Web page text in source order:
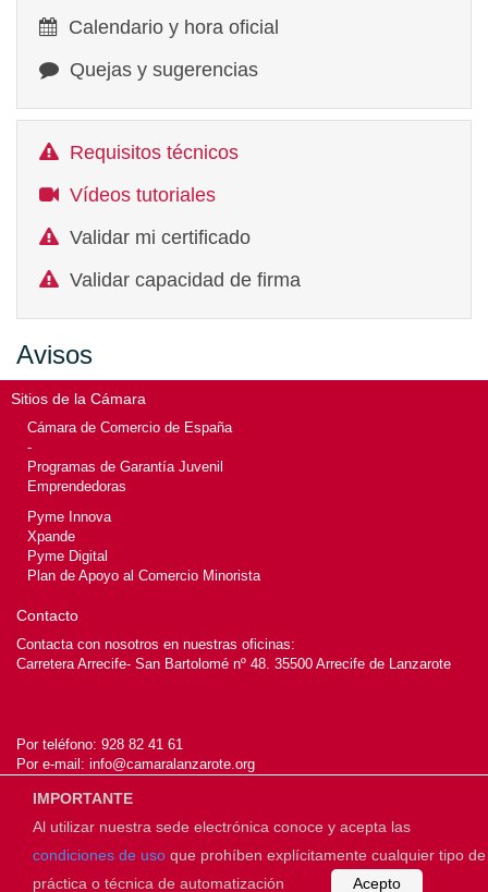
Calendario y hora oficial
Quejas y sugerencias
Requisitos técnicos
Vídeos tutoriales
Validar mi certificado
Validar capacidad de firma
Avisos
Sitios de la Cámara
Cámara de Comercio de España
-
Programas de Garantía Juvenil
Emprendedoras
Pyme Innova
Xpande
Pyme Digital
Plan de Apoyo al Comercio Minorista
Contacto
Contacta con nosotros en nuestras oficinas:
Carretera Arrecife- San Bartolomé nº 48. 35500 Arrecife de Lanzarote
Por teléfono: 928 82 41 61
Por e-mail: info@camaralanzarote.org
© 2026Cámara de Lanzarote
IMPORTANTE
Al utilizar nuestra sede electrónica conoce y acepta las
condiciones de uso que prohíben explícitamente cualquier tipo de
práctica o técnica de automatización
Acepto